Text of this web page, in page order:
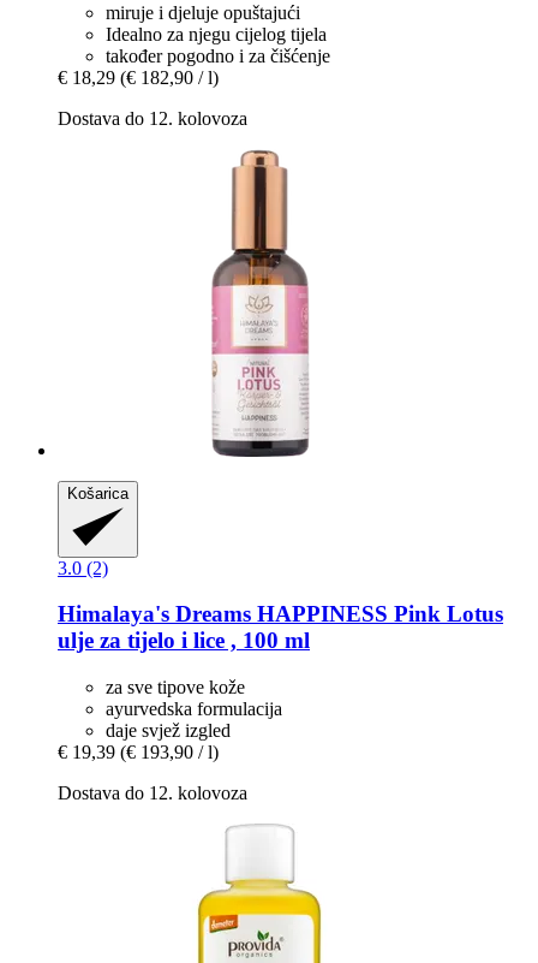
miruje i djeluje opuštajući
Idealno za njegu cijelog tijela
također pogodno i za čišćenje
€ 18,29 (€ 182,90 / l)
Dostava do 12. kolovoza
Košarica
3.0 (2)
Himalaya's Dreams HAPPINESS Pink Lotus
ulje za tijelo i lice , 100 ml
za sve tipove kože
ayurvedska formulacija
daje svjež izgled
€ 19,39 (€ 193,90 / l)
Dostava do 12. kolovoza